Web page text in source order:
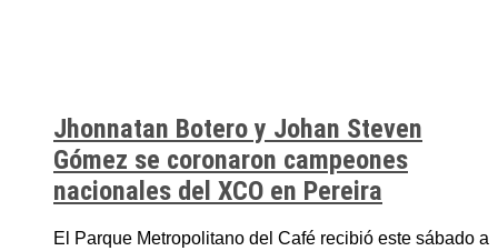
Jhonnatan Botero y Johan Steven
Gómez se coronaron campeones
nacionales del XCO en Pereira
El Parque Metropolitano del Café recibió este sábado a